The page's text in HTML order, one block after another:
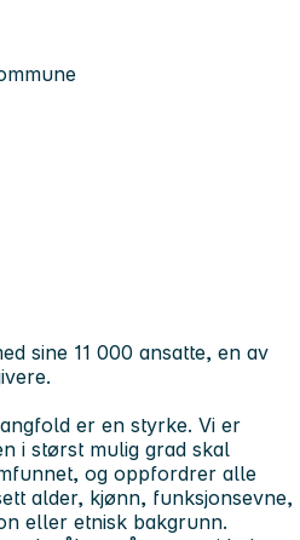
sine 11 000 ansatte, en av
er en styrke. Vi er
i størst mulig grad skal
og oppfordrer alle
alder, kjønn, funksjonsevne,
eller etnisk bakgrunn.